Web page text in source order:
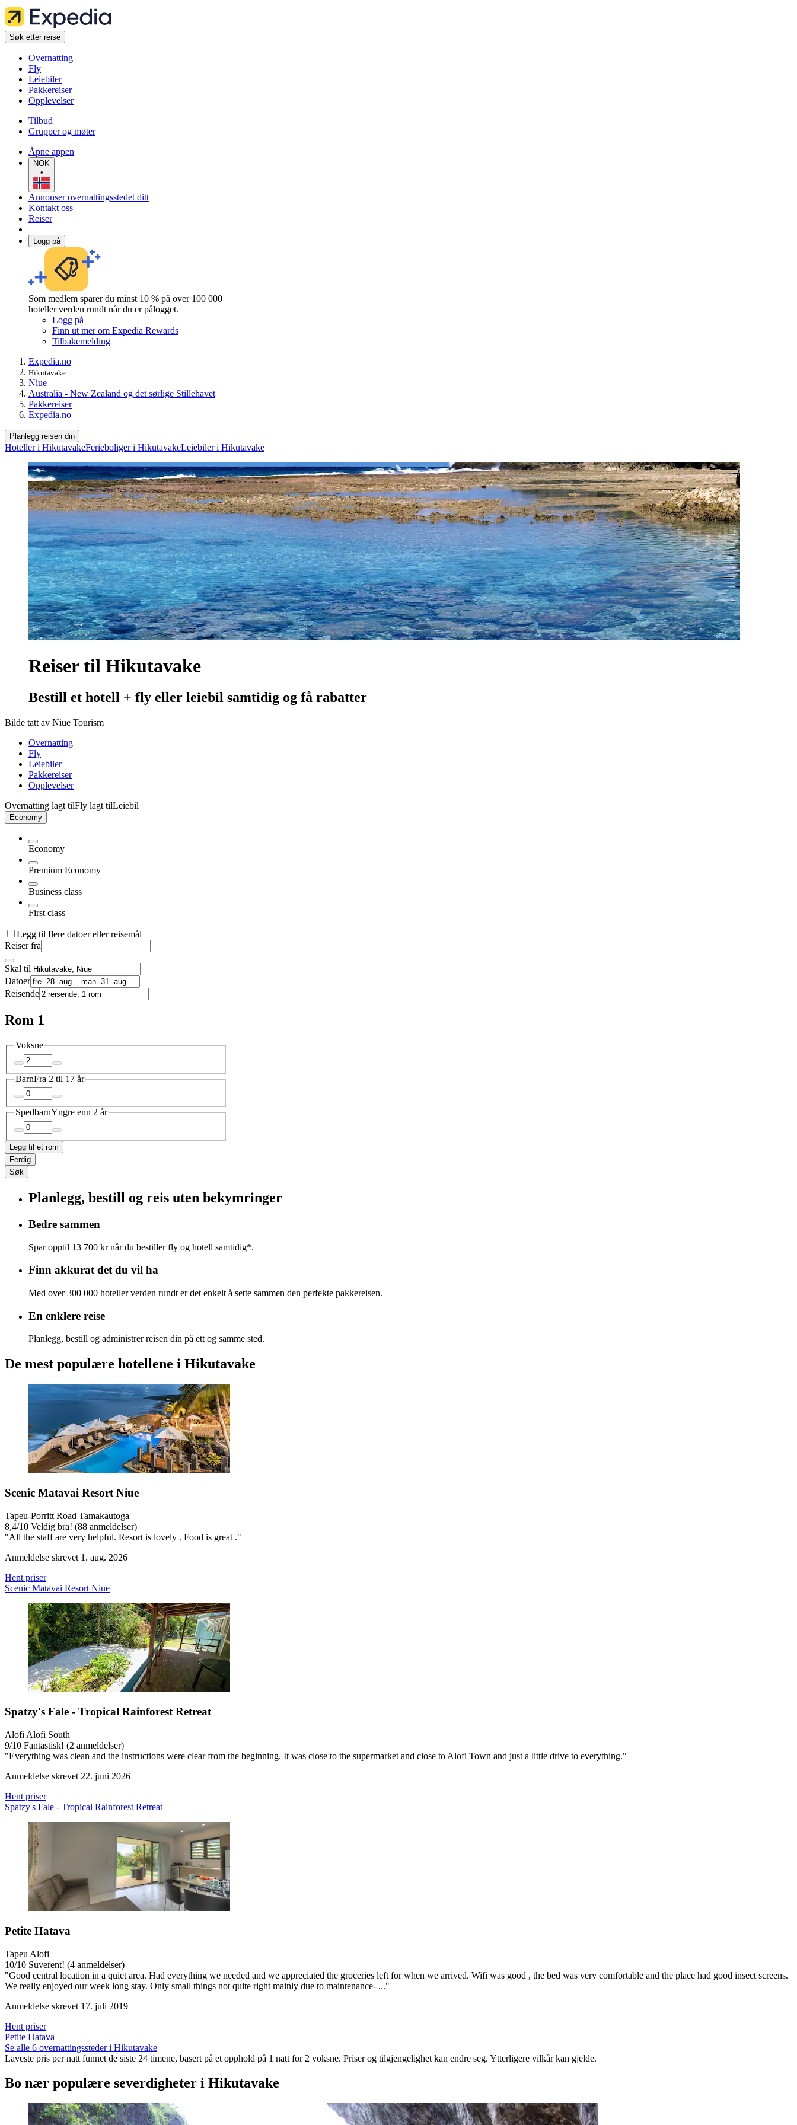
Søk etter reise
Overnatting
Fly
Leiebiler
Pakkereiser
Opplevelser
Tilbud
Grupper og møter
Åpne appen
NOK
•
Annonser overnattingsstedet ditt
Kontakt oss
Reiser
Logg på
Som medlem sparer du minst 10 % på over 100 000
hoteller verden rundt når du er pålogget.
Logg på
Finn ut mer om Expedia Rewards
Tilbakemelding
Expedia.no
Hikutavake
Niue
Australia - New Zealand og det sørlige Stillehavet
Pakkereiser
Expedia.no
Planlegg reisen din
Hoteller i HikutavakeFerieboliger i HikutavakeLeiebiler i Hikutavake
Reiser til Hikutavake
Bestill et hotell + fly eller leiebil samtidig og få rabatter
Bilde tatt av Niue Tourism
Overnatting
Fly
Leiebiler
Pakkereiser
Opplevelser
Overnatting lagt tilFly lagt tilLeiebil
Economy
Economy
Premium Economy
Business class
First class
Legg til flere datoer eller reisemål
Reiser fra
Skal til
Datoer
Reisende
Rom 1
Voksne
BarnFra 2 til 17 år
SpedbarnYngre enn 2 år
Legg til et rom
Ferdig
Søk
Planlegg, bestill og reis uten bekymringer
Bedre sammen
Spar opptil 13 700 kr når du bestiller fly og hotell samtidig*.
Finn akkurat det du vil ha
Med over 300 000 hoteller verden rundt er det enkelt å sette sammen den perfekte pakkereisen.
En enklere reise
Planlegg, bestill og administrer reisen din på ett og samme sted.
De mest populære hotellene i Hikutavake
Scenic Matavai Resort Niue
Tapeu-Porritt Road Tamakautoga
8,4/10 Veldig bra! (88 anmeldelser)
"All the staff are very helpful. Resort is lovely . Food is great ."
Anmeldelse skrevet 1. aug. 2026
Hent priser
Scenic Matavai Resort Niue
Spatzy's Fale - Tropical Rainforest Retreat
Alofi Alofi South
9/10 Fantastisk! (2 anmeldelser)
"Everything was clean and the instructions were clear from the beginning. It was close to the supermarket and close to Alofi Town and just a little drive to everything."
Anmeldelse skrevet 22. juni 2026
Hent priser
Spatzy's Fale - Tropical Rainforest Retreat
Petite Hatava
Tapeu Alofi
10/10 Suverent! (4 anmeldelser)
"Good central location in a quiet area. Had everything we needed and we appreciated the groceries left for when we arrived. Wifi was good , the bed was very comfortable and the place had good insect screens.
We really enjoyed our week long stay. Only small things not quite right mainly due to maintenance- ..."
Anmeldelse skrevet 17. juli 2019
Hent priser
Petite Hatava
Se alle 6 overnattingssteder i Hikutavake
Laveste pris per natt funnet de siste 24 timene, basert på et opphold på 1 natt for 2 voksne. Priser og tilgjengelighet kan endre seg. Ytterligere vilkår kan gjelde.
Bo nær populære severdigheter i Hikutavake